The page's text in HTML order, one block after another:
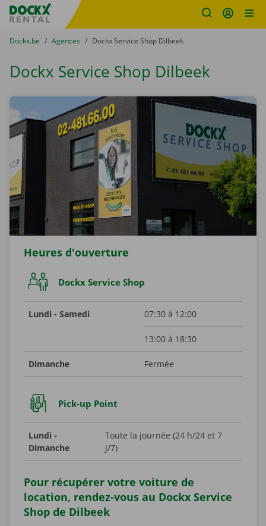
sitename
You are here:
du
Dockx.be to
Agences to
Dockx Service Shop Dilbeek
Dockx Service Shop Dilbeek
Heures d'ouverture
Dockx Service Shop
Lundi - Samedi 07:30 à 12:00
13:00 à 18:30
Dimanche Fermée
Pick-up Point
Lundi -
Dimanche
Toute la journée (24 h/24 et 7
j/7)
Pour récupérer votre voiture de
location, rendez-vous au Dockx Service
Shop de Dilbeek